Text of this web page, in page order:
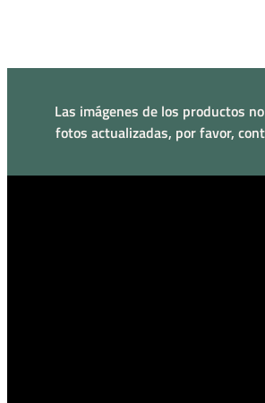
Las imágenes de los productos
fotos actualizadas, por favor,